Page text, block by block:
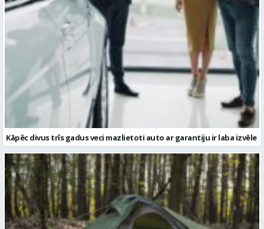
Kāpēc divus trīs gadus veci mazlietoti auto ar garantiju ir laba izvēle